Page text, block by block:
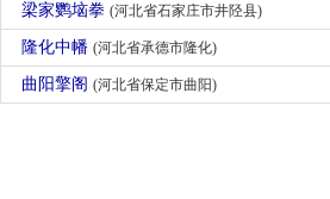
梁家鹦垴拳 (河北省石家庄市井陉县)
隆化中幡 (河北省承德市隆化)
曲阳擎阁 (河北省保定市曲阳)